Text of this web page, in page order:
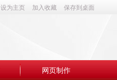
设为主页 加入收藏 保存到桌面
网页制作